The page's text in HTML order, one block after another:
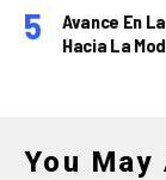
Avance En
Hacia La
You